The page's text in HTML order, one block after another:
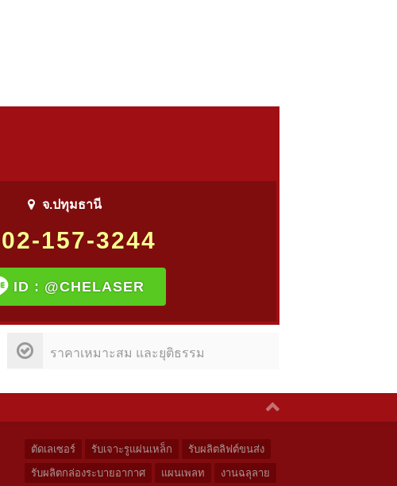
จ.ปทุมธานี
02-157-3244
ID : @CHELASER
ราคาเหมาะสม และยุติธรรม
ตัดเลเซอร์ รับเจาะรูแผ่นเหล็ก
รับผลิตลิฟต์ขนส่ง
รับผลิตกล่องระบายอากาศ
แผนเพลท งานฉลุลาย